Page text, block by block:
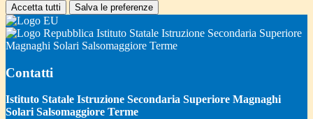
Accetta tutti Salva le preferenze
Istituto Statale Istruzione Secondaria Superiore
Magnaghi Solari Salsomaggiore Terme
Contatti
Istituto Statale Istruzione Secondaria Superiore Magnaghi
Solari Salsomaggiore Terme